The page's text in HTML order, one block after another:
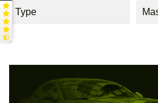
Type